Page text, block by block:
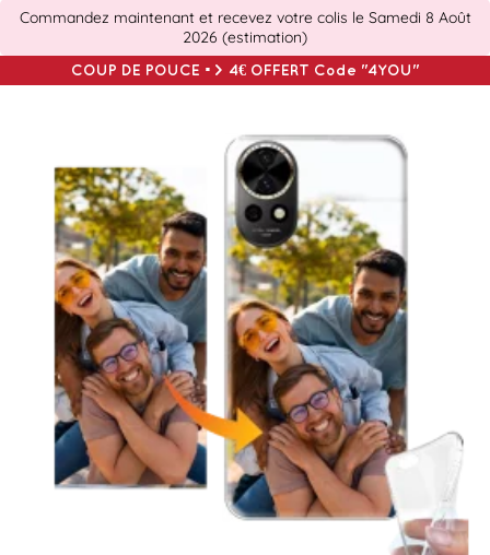
Commandez maintenant et recevez votre colis le Samedi 8 Août
2026 (estimation)
COUP DE POUCE => 4€ OFFERT Code "4YOU"